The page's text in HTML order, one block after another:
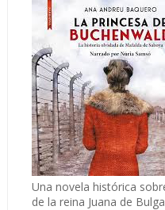
Una novela histórica
de la reina Juana de